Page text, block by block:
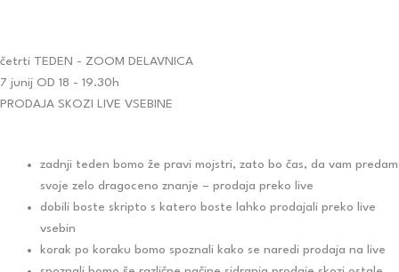
četrti TEDEN - ZOOM DELAVNICA
7 junij OD 18 - 19.30h
PRODAJA SKOZI LIVE VSEBINE
zadnji teden bomo že pravi mojstri, zato bo čas, da vam predam
svoje zelo dragoceno znanje – prodaja preko live
dobili boste skripto s katero boste lahko prodajali preko live
vsebin
korak po koraku bomo spoznali kako se naredi prodaja na live